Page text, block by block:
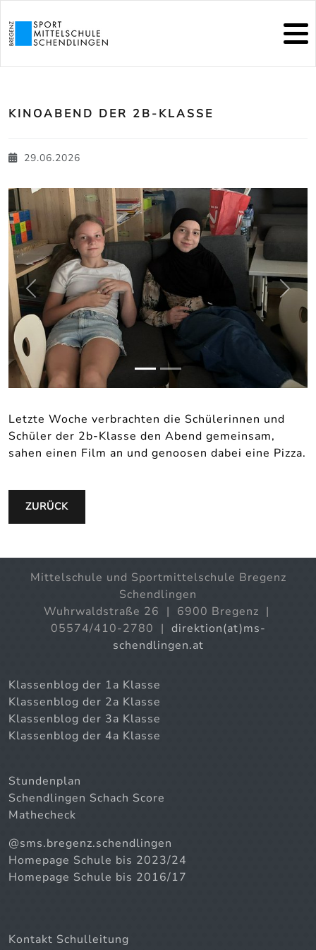
KINOABEND DER 2B-KLASSE
29.06.2026
Letzte Woche verbrachten die Schülerinnen und
Schüler der 2b-Klasse den Abend gemeinsam,
sahen einen Film an und genoosen dabei eine Pizza.
zurück
ZURÜCK
Mittelschule und Sportmittelschule Bregenz
Schendlingen
Wuhrwaldstraße 26 | 6900 Bregenz |
05574/410-2780 | direktion(at)ms-
schendlingen.at
Klassenblog der 1a Klasse
Klassenblog der 2a Klasse
Klassenblog der 3a Klasse
Klassenblog der 4a Klasse
Stundenplan
Schendlingen Schach Score
Mathecheck
@sms.bregenz.schendlingen
Homepage Schule bis 2023/24
Homepage Schule bis 2016/17
Kontakt Schulleitung